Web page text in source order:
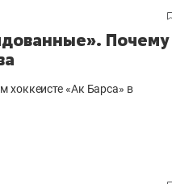
Почему
«Ак Барса» в